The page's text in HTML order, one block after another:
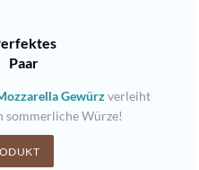
Paar
Gewürzverleiht
sommerliche Würze!